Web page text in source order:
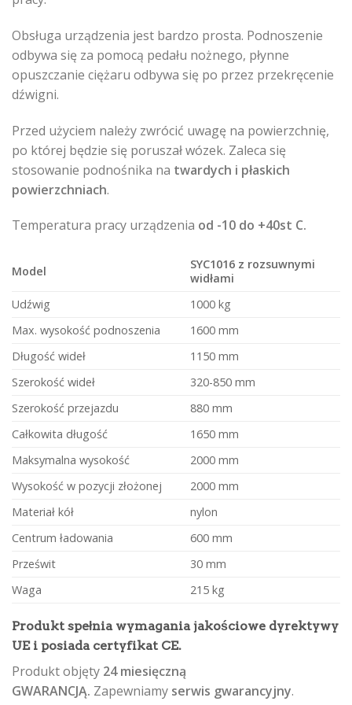
Obsługa urządzenia jest bardzo prosta. Podnoszenie
odbywa się za pomocą pedału nożnego, płynne
opuszczanie ciężaru odbywa się po przez przekręcenie
dźwigni.
Przed użyciem należy zwrócić uwagę na powierzchnię,
po której będzie się poruszał wózek. Zaleca się
stosowanie podnośnika na twardych i płaskich
powierzchniach.
Temperatura pracy urządzenia od -10 do +40st C.
Model
SYC1016 z rozsuwnymi
widłami
Udźwig
1000 kg
Max. wysokość podnoszenia
1600 mm
Długość wideł
1150 mm
Szerokość wideł
320-850 mm
Szerokość przejazdu
880 mm
Całkowita długość
1650 mm
Maksymalna wysokość
2000 mm
Wysokość w pozycji złożonej
2000 mm
Materiał kół
nylon
Centrum ładowania
600 mm
Prześwit
30 mm
Waga
215 kg
Produkt spełnia wymagania jakościowe dyrektywy
UE i posiada certyfikat CE.
Produkt objęty 24 miesięczną
GWARANCJĄ. Zapewniamy serwis gwarancyjny.